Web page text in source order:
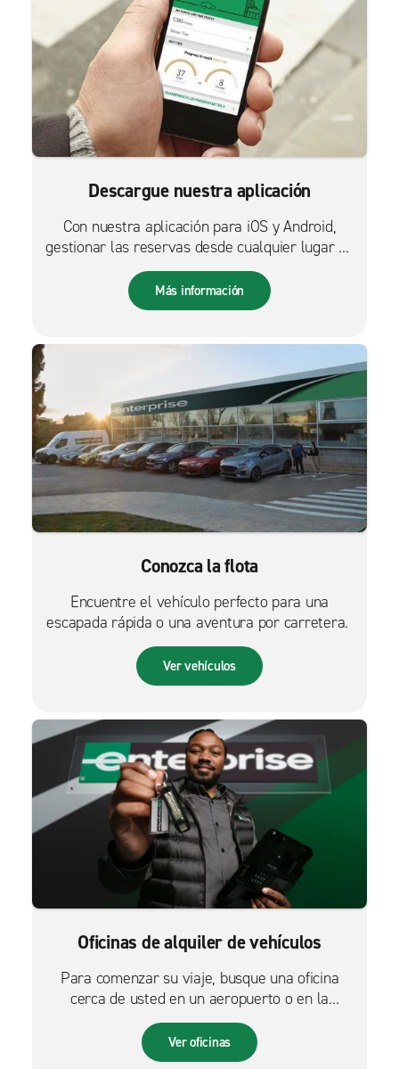
Descargue nuestra aplicación
Con nuestra aplicación para iOS y Android,
gestionar las reservas desde cualquier lugar es
más fácil que nunca.
Más información
Conozca la flota
Encuentre el vehículo perfecto para una
escapada rápida o una aventura por carretera.
Ver vehículos
Oficinas de alquiler de vehículos
Para comenzar su viaje, busque una oficina
cerca de usted en un aeropuerto o en la
ciudad.
Ver oficinas